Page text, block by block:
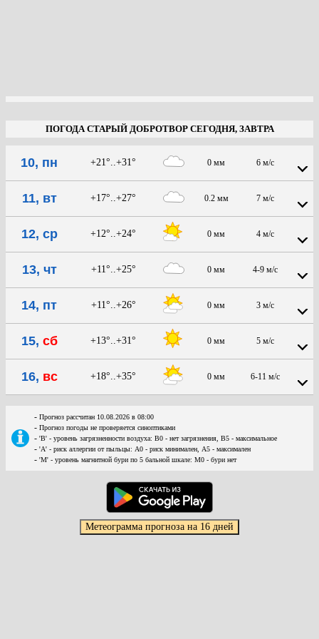
ПОГОДА СТАРЫЙ ДОБРОТВОР СЕГОДНЯ, ЗАВТРА
10, пн +21°..+31° 0 мм 6 м/с
11, вт +17°..+27° 0.2 мм 7 м/с
12, ср +12°..+24° 0 мм 4 м/с
13, чт +11°..+25° 0 мм 4-9 м/с
14, пт +11°..+26° 0 мм 3 м/с
15, сб +13°..+31° 0 мм 5 м/с
16, вс +18°..+35° 0 мм 6-11 м/с
- Прогноз рассчитан 10.08.2026 в 08:00
- Прогноз погоды не проверяется синоптиками
- 'В' - уровень загрязненности воздуха: В0 - нет загрязнения, В5 - максимальное
- 'А' - риск аллергии от пыльцы: А0 - риск минимален, А5 - максимален
- 'М' - уровень магнитной бури по 5 бальной шкале: М0 - бури нет